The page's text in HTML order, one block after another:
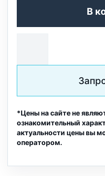
В
*Цены на сайте не
ознакомительный
актуальности цены вы
оператором.